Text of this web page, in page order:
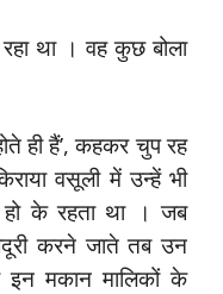
था । वह कुछ बोला
ही हैं’, कहकर चुप रह
वसूली में उन्हें भी
के रहता था । जब
करने जाते तब उन
इन मकान मालिकों के